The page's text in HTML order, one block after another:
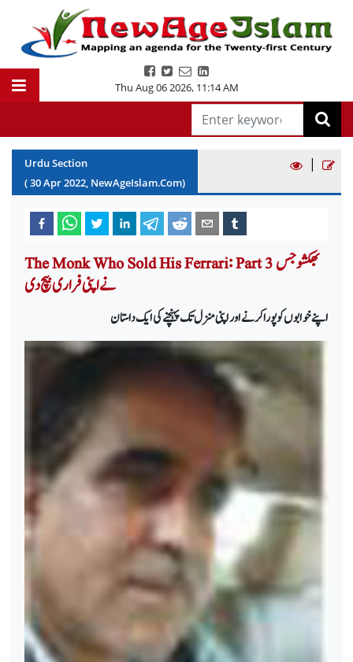
Thu Aug 06 2026, 11:14 AM
Urdu Section
(30Apr2022, NewAgeIslam.Com)
|
The Monk Who Sold His Ferrari: Part 3 بھکشو جس
نے اپنی فراری بیچ دی
اپنے خوابوں کو پورا کرنے اور اپنی منزل تک پہنچنے کی ایک داستان